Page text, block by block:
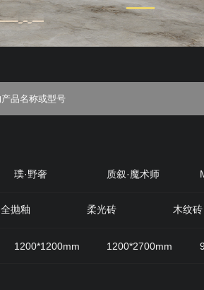
璞·野奢 质叙·魔术师
全抛釉 柔光砖 木纹砖
1200*1200mm 1200*2700mm